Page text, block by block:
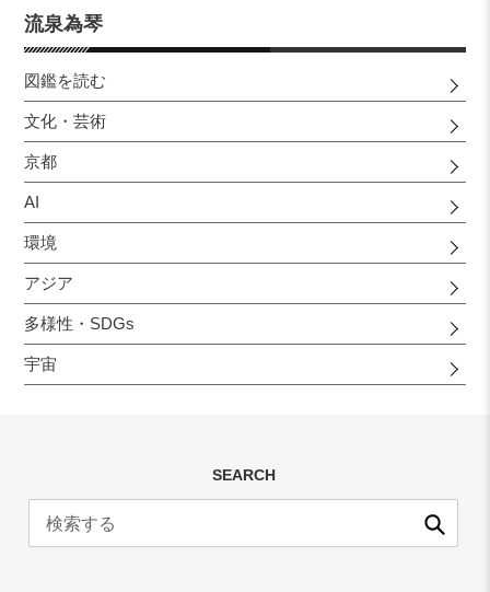
流泉為琴
図鑑を読む
文化・芸術
京都
AI
環境
アジア
多様性・SDGs
宇宙
SEARCH
送